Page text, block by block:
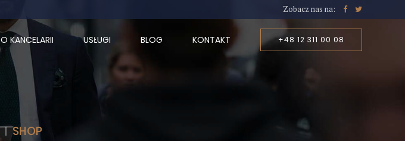
Zobacz nas na:
+48 12 311 00 08
O KANCELARII USŁUGI BLOG KONTAKT
SHOP